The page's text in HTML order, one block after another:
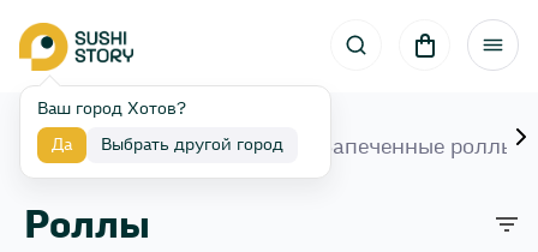
Ваш город Хотов?
Да Выбрать другой город
Наборы Роллы Запеченные роллы
Роллы